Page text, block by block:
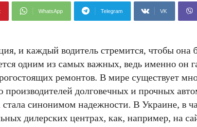
WhatsApp Telegram VK
и каждый водитель стремится, чтобы она
одним из самых важных, ведь именно он
ремонтов. В мире существует
долговечных и прочных
стала синонимом надежности. В Украине, в
дилерских центрах, как, например, на